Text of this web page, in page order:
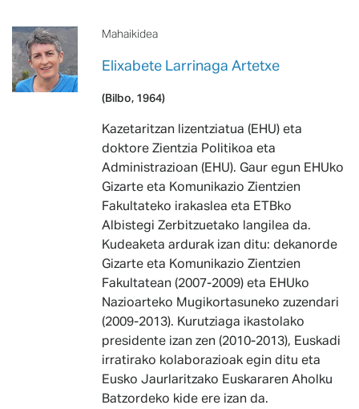
Mahaikidea
Elixabete Larrinaga Artetxe
(Bilbo, 1964)
Kazetaritzan lizentziatua (EHU) eta
doktore Zientzia Politikoa eta
Administrazioan (EHU). Gaur egun EHUko
Gizarte eta Komunikazio Zientzien
Fakultateko irakaslea eta ETBko
Albistegi Zerbitzuetako langilea da.
Kudeaketa ardurak izan ditu: dekanorde
Gizarte eta Komunikazio Zientzien
Fakultatean (2007-2009) eta EHUko
Nazioarteko Mugikortasuneko zuzendari
(2009-2013). Kurutziaga ikastolako
presidente izan zen (2010-2013), Euskadi
irratirako kolaborazioak egin ditu eta
Eusko Jaurlaritzako Euskararen Aholku
Batzordeko kide ere izan da.